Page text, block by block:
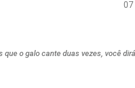
07
o galo cante duas vezes, você